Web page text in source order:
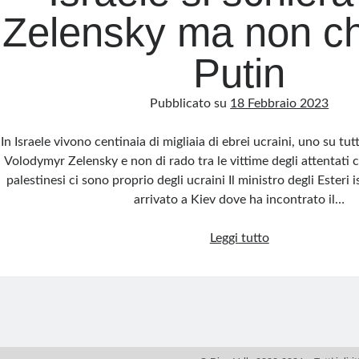
Zelensky ma non
Putin
Pubblicato su 18 Febbraio 2023
In Israele vivono centinaia di migliaia di ebrei ucraini, uno su
Volodymyr Zelensky e non di rado tra le vittime degli attentati
palestinesi ci sono proprio degli ucraini Il ministro degli Esteri
arrivato a Kiev dove ha incontrato il…
Leggi tuttoDopo